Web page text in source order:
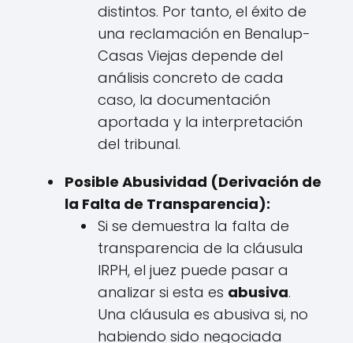
distintos. Por tanto, el éxito de
una reclamación en Benalup-
Casas Viejas depende del
análisis concreto de cada
caso, la documentación
aportada y la interpretación
del tribunal.
Posible Abusividad (Derivación de
la Falta de Transparencia):
Si se demuestra la falta de
transparencia de la cláusula
IRPH, el juez puede pasar a
analizar si esta es abusiva.
Una cláusula es abusiva si, no
habiendo sido negociada